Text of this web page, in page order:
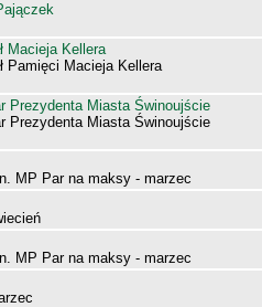
Macieja Kellera
Pamięci Macieja Kellera
Prezydenta Miasta Świnoujście
Prezydenta Miasta Świnoujście
MP Par na maksy - marzec
MP Par na maksy - marzec